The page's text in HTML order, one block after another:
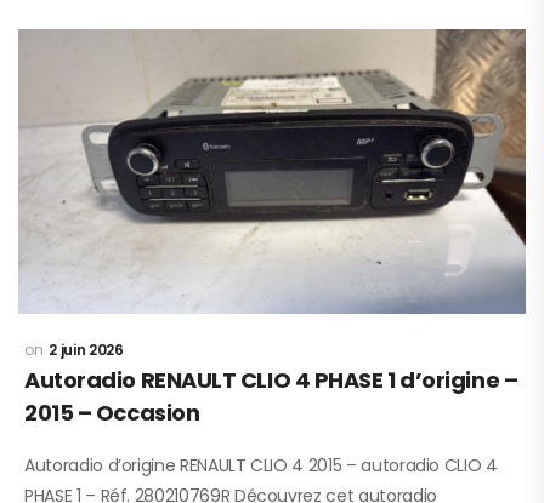
2 juin 2026
Autoradio RENAULT CLIO 4 PHASE 1 d’origine –
2015 – Occasion
Autoradio d’origine RENAULT CLIO 4 2015 – autoradio CLIO 4
PHASE 1 – Réf. 280210769R Découvrez cet autoradio